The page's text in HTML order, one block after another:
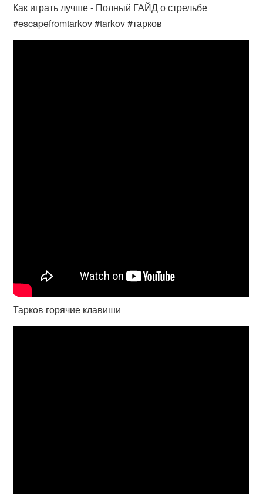
Как играть лучше - Полный ГАЙД о стрельбе
#escapefromtarkov #tarkov #тарков
Тарков горячие клавиши